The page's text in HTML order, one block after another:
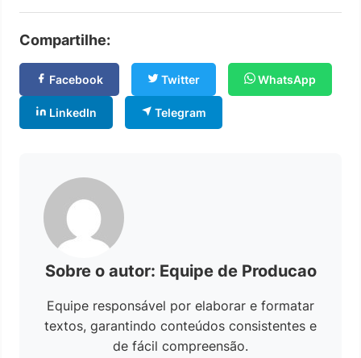
Compartilhe:
Facebook Twitter WhatsApp
LinkedIn Telegram
Sobre o autor: Equipe de Producao
Equipe responsável por elaborar e formatar
textos, garantindo conteúdos consistentes e
de fácil compreensão.